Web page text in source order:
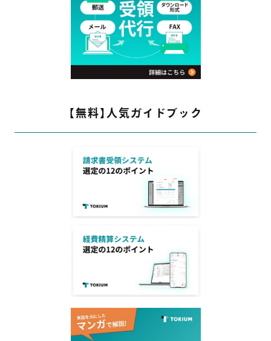
【無料】人気ガイドブック